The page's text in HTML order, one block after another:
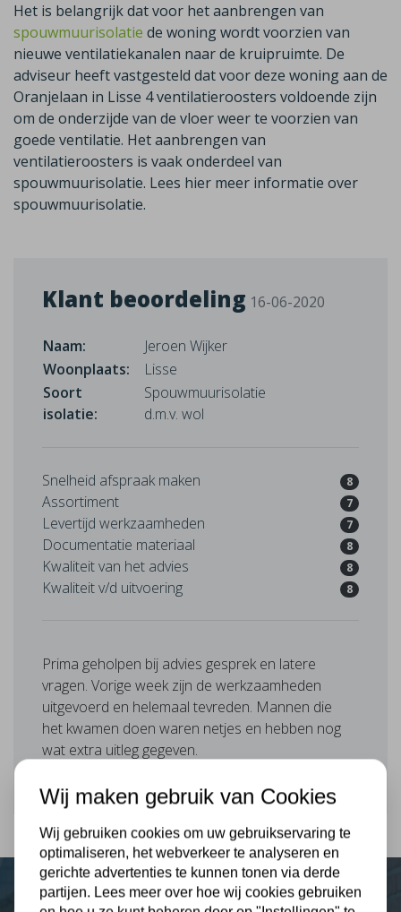
Het is belangrijk dat voor het aanbrengen van
spouwmuurisolatie de woning wordt voorzien van
nieuwe ventilatiekanalen naar de kruipruimte. De
adviseur heeft vastgesteld dat voor deze woning aan de
Oranjelaan in Lisse 4 ventilatieroosters voldoende zijn
om de onderzijde van de vloer weer te voorzien van
goede ventilatie. Het aanbrengen van
ventilatieroosters is vaak onderdeel van
spouwmuurisolatie. Lees hier meer informatie over
spouwmuurisolatie.
Klant beoordeling 16-06-2020
Naam:
Jeroen Wijker
Woonplaats:
Lisse
Soort
isolatie:
Spouwmuurisolatie
d.m.v. wol
Snelheid afspraak maken 8
Assortiment 7
Levertijd werkzaamheden 7
Documentatie materiaal 8
Kwaliteit van het advies 8
Kwaliteit v/d uitvoering 8
Prima geholpen bij advies gesprek en latere
vragen. Vorige week zijn de werkzaamheden
uitgevoerd en helemaal tevreden. Mannen die
het kwamen doen waren netjes en hebben nog
wat extra uitleg gegeven.
Wij maken gebruik van Cookies
Wij gebruiken cookies om uw gebruikservaring te
optimaliseren, het webverkeer te analyseren en
gerichte advertenties te kunnen tonen via derde
partijen. Lees meer over hoe wij cookies gebruiken